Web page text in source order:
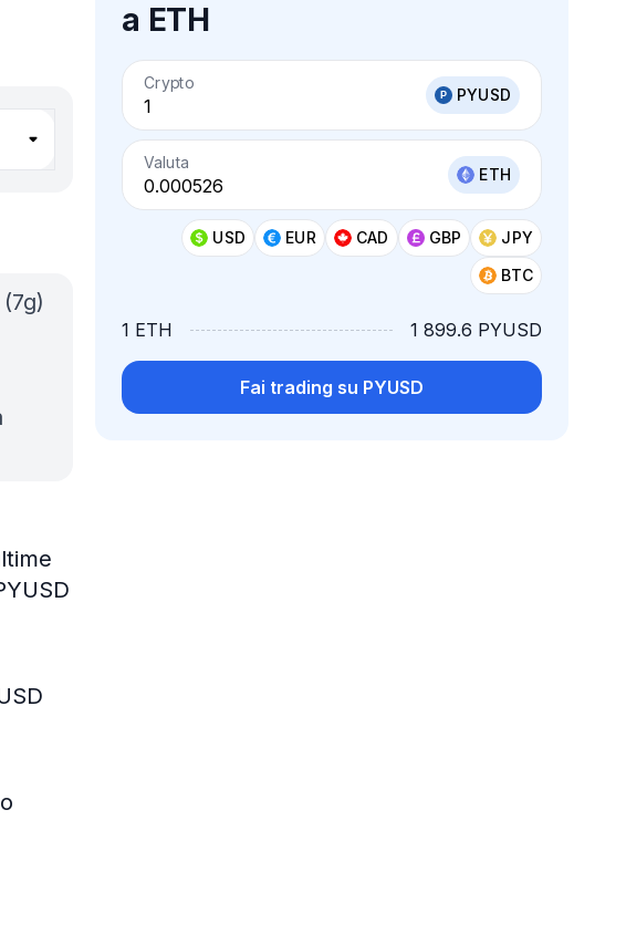
a ETH
Crypto
PYUSD
Valuta
ETH
USD EUR CAD GBP
JPY
BTC
1 ETH 1 899.6 PYUSD
Fai trading su PYUSD